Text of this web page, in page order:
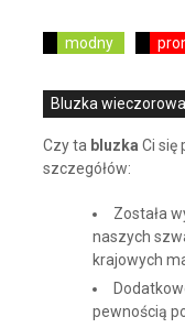
modny
Bluzka
Czy ta bluzka Ci się
szczegółów:
Została
naszych
krajowych
pewnością